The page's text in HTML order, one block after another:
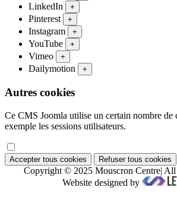
LinkedIn +
Pinterest +
Instagram +
YouTube +
Vimeo +
Dailymotion +
Autres cookies
Ce CMS Joomla utilise un certain nombre de
exemple les sessions utilisateurs.
Accepter tous cookies Refuser tous cookies
Copyright © 2025 Mouscron Centre| All
Website designed by